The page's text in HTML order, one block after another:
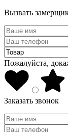
Вызвать
Пожалуйста,
Заказать звонок